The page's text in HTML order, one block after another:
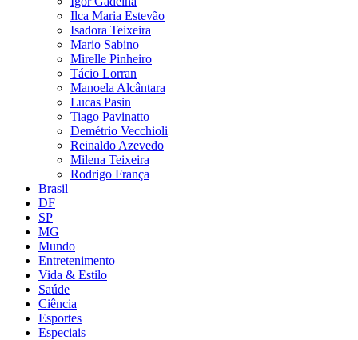
Ilca Maria Estevão
Isadora Teixeira
Mario Sabino
Mirelle Pinheiro
Tácio Lorran
Manoela Alcântara
Lucas Pasin
Tiago Pavinatto
Demétrio Vecchioli
Reinaldo Azevedo
Milena Teixeira
Rodrigo França
Brasil
DF
SP
MG
Mundo
Entretenimento
Vida & Estilo
Saúde
Ciência
Esportes
Especiais